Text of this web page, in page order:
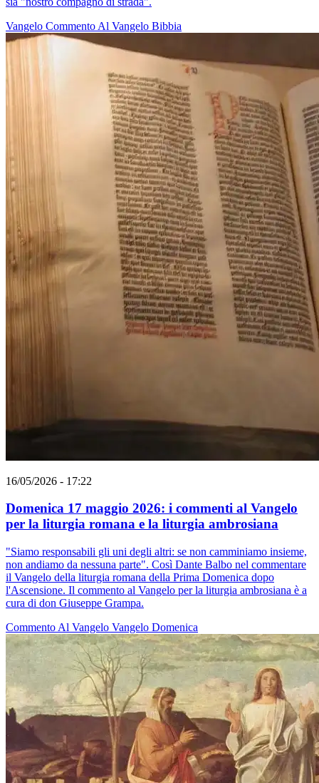
Vangelo Commento Al Vangelo Bibbia
16/05/2026 - 17:22
Domenica 17 maggio 2026: i commenti al Vangelo
per la liturgia romana e la liturgia ambrosiana
"Siamo responsabili gli uni degli altri: se non camminiamo insieme,
non andiamo da nessuna parte". Così Dante Balbo nel commentare
il Vangelo della liturgia romana della Prima Domenica dopo
l'Ascensione. Il commento al Vangelo per la liturgia ambrosiana è a
cura di don Giuseppe Grampa.
Commento Al Vangelo Vangelo Domenica